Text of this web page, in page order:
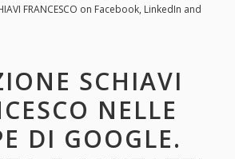
FRANCESCO on Facebook, LinkedIn and
SCHIAVI
NELLE
DI GOOGLE.